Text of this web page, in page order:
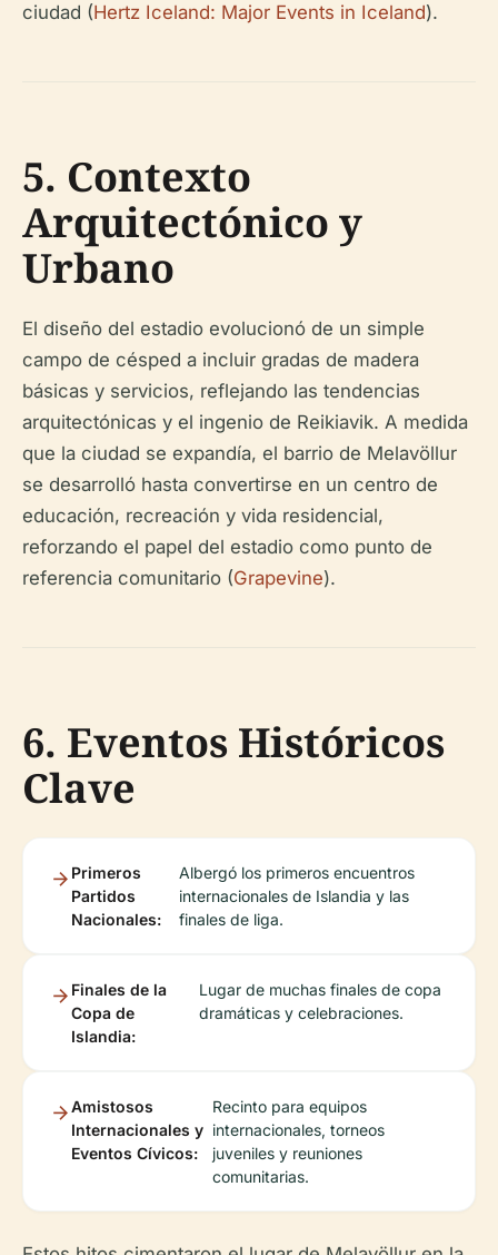
ciudad (Hertz Iceland: Major Events in Iceland).
5. Contexto
Arquitectónico y
Urbano
El diseño del estadio evolucionó de un simple
campo de césped a incluir gradas de madera
básicas y servicios, reflejando las tendencias
arquitectónicas y el ingenio de Reikiavik. A medida
que la ciudad se expandía, el barrio de Melavöllur
se desarrolló hasta convertirse en un centro de
educación, recreación y vida residencial,
reforzando el papel del estadio como punto de
referencia comunitario (Grapevine).
6. Eventos Históricos
Clave
Primeros
Partidos
Nacionales:
Albergó los primeros encuentros
internacionales de Islandia y las
finales de liga.
Finales de la
Copa de
Islandia:
Lugar de muchas finales de copa
dramáticas y celebraciones.
Amistosos
Internacionales y
Eventos Cívicos:
Recinto para equipos
internacionales, torneos
juveniles y reuniones
comunitarias.